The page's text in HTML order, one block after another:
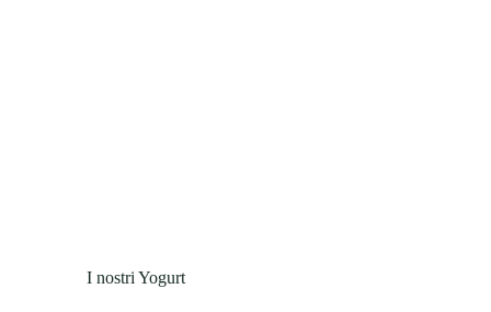
I nostri Yogurt